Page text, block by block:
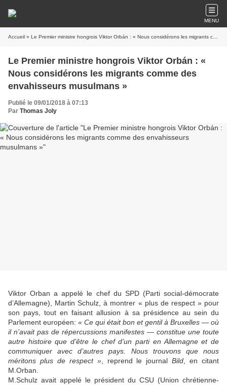
MENU
Accueil » Le Premier ministre hongrois Viktor Orbán : « Nous considérons les migrants comme des envahisseurs musulmans »
Le Premier ministre hongrois Viktor Orbán : «
Nous considérons les migrants comme des
envahisseurs musulmans »
Publié le 09/01/2018 à 07:13
Par Thomas Joly
Viktor Orban a appelé le chef du SPD (Parti social-démocrate
d’Allemagne), Martin Schulz, à montrer « plus de respect » pour
son pays, tout en faisant allusion à sa présidence au sein du
Parlement européen: « Ce qui était bon et gentil à Bruxelles — où
il n’avait pas de répercussions manifestes — constitue une toute
autre histoire que d’être le chef d’un parti en Allemagne et de
communiquer avec d’autres pays. Nous trouvons que nous
méritons plus de respect », reprend le journalBild , en citant
M.Orban.
M.Schulz avait appelé le président du CSU (Union chrétienne-